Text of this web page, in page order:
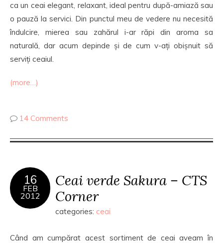
ca un ceai elegant, relaxant, ideal pentru după-amiază sau
o pauză la servici. Din punctul meu de vedere nu necesită
îndulcire, mierea sau zahărul i-ar răpi din aroma sa
naturală, dar acum depinde și de cum v-ați obișnuit să
serviți ceaiul.
(more…)
14 Comments
16
FEB
2012
Ceai verde Sakura – CTS
Corner
categories: ceai
Când am cumpărat acest sortiment de ceai aveam în